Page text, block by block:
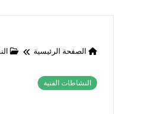
الصفحة الرئيسية
النشاطات الفنية